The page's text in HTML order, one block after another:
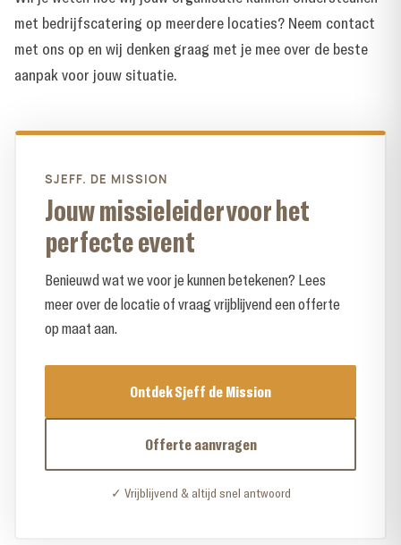
met bedrijfscatering op meerdere locaties? Neem contact
met ons op en wij denken graag met je mee over de beste
aanpak voor jouw situatie.
SJEFF. DE MISSION
Jouw missieleider voor het
perfecte event
Benieuwd wat we voor je kunnen betekenen? Lees
meer over de locatie of vraag vrijblijvend een offerte
op maat aan.
Ontdek Sjeff de Mission
Offerte aanvragen
✓ Vrijblijvend & altijd snel antwoord